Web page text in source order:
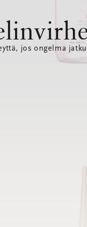
jos ongelma